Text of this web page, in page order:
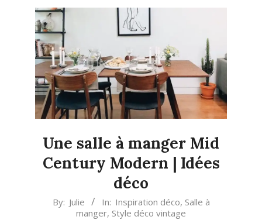
LIVING
Une salle à manger Mid
Century Modern | Idées
déco
2021-By: Julie In: Inspiration déco, Salle à
manger, Style déco vintage